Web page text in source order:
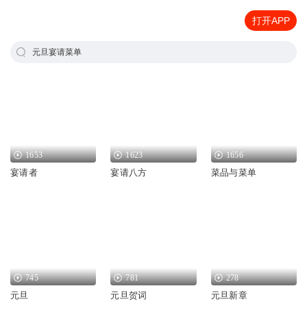
打开APP
元旦宴请菜单
1653
宴请者
1623
宴请八方
1656
菜品与菜单
745
元旦
781
元旦贺词
278
元旦新章